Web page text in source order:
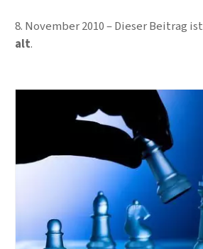
8. November 2010 Dieser Beitrag
alt.